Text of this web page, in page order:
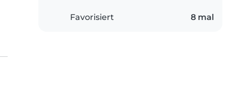
Favorisiert 8 mal